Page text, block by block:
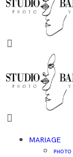
MARIAGE
PHOTO